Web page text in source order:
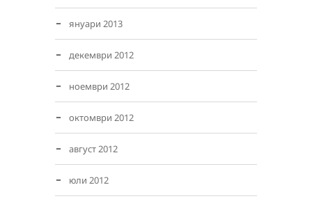
януари 2013
декември 2012
ноември 2012
октомври 2012
август 2012
юли 2012